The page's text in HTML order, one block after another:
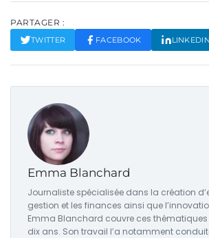
PARTAGER :
TWITTER FACEBOOK LINKEDIN
Emma Blanchard
Journaliste spécialisée dans la création
gestion et les finances ainsi que
Emma Blanchard couvre ces
dix ans. Son travail l’a notamment